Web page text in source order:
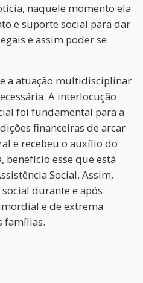
naquele momento ela
e suporte social para dar
e assim poder se
a atuação multidisciplinar
A interlocução
foi fundamental para a
financeiras de arcar
e recebeu o auxílio do
esse que está
Social. Assim,
durante e após
e de extrema
famílias.